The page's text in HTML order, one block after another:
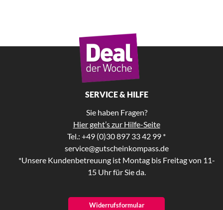
SERVICE & HILFE
Sie haben Fragen?
Hier geht’s zur Hilfe-Seite
Tel.: +49 (0)30 897 33 42 99 *
service@gutscheinkompass.de
*Unsere Kundenbetreuung ist Montag bis Freitag von 11-
15 Uhr für Sie da.
Widerrufsformular